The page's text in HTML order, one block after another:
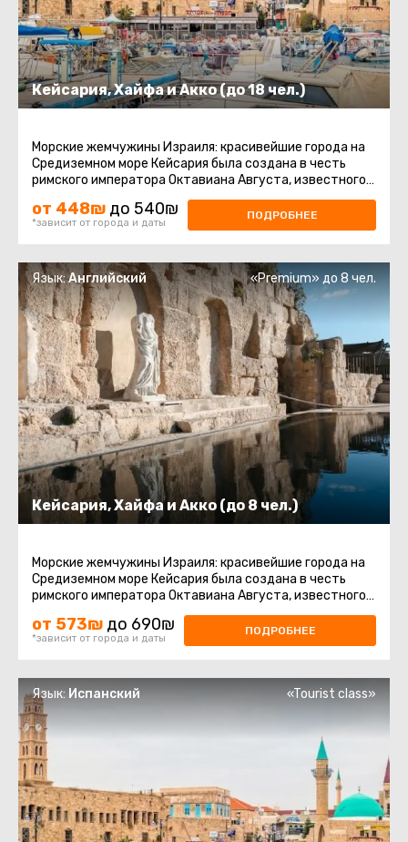
Кейсария, Хайфа и Акко (до 18 чел.)
Морские жемчужины Израиля: красивейшие города на
Средиземном море Кейсария была создана в честь
римского императора Октавиана Августа, известного
от 448₪ до 540₪
*зависит от города и даты
ПОДРОБНЕЕ
Кейсария, Хайфа и Акко (до 8 чел.)
Язык:Английский «Premium» до 8 чел.
Морские жемчужины Израиля: красивейшие города на
Средиземном море Кейсария была создана в честь
римского императора Октавиана Августа, известного
от 573₪ до 690₪
*зависит от города и даты
ПОДРОБНЕЕ
Язык: Испанский «Tourist class»